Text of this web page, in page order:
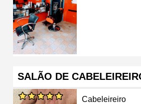
SALÃO DE
Cabeleireiro